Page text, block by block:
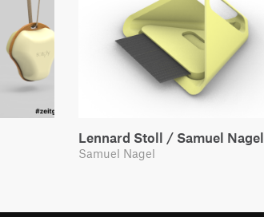
Lennard Stoll / Samuel Nagel
Samuel Nagel